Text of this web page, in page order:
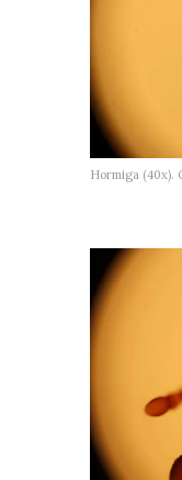
Hormiga (40x).